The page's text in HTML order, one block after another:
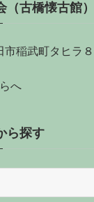
古橋懐古館）
市稲武町タヒラ
へ
ら探す